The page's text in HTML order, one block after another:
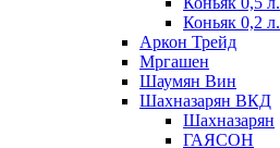
Коньяк 0,2 л.
Аркон Трейд
Мргашен
Шаумян Вин
Шахназарян ВКД
Шахназарян
ГАЯСОН